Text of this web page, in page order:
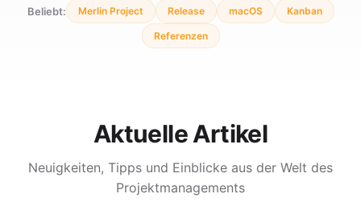
Beliebt: Merlin Project Release macOS Kanban
Referenzen
Aktuelle Artikel
Neuigkeiten, Tipps und Einblicke aus der Welt des
Projektmanagements